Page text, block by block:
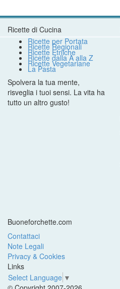
Ricette di Cucina
Ricette per Portata
Ricette Regionali
Ricette Etniche
Ricette dalla A alla Z
Ricette Vegetariane
La Pasta
Spolvera la tua mente,
risveglia i tuoi sensi. La vita ha
tutto un altro gusto!
Buoneforchette.com
Contattaci
Note Legali
Privacy & Cookies
Links
Select Language ▼